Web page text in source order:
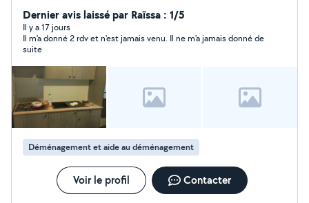
Dernier avis laissé par Raïssa : 1/5
Il y a 17 jours
Il m'a donné 2 rdv et n'est jamais venu. Il ne m'a jamais donné de
suite
Déménagement et aide au déménagement
Voir le profil Contacter